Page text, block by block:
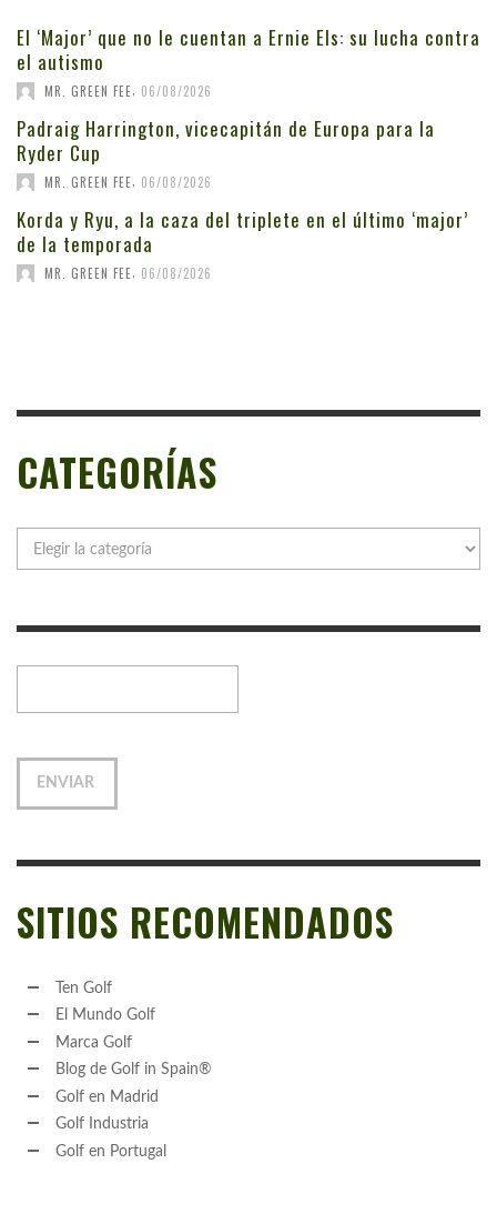
El ‘Major’ que no le cuentan a Ernie Els: su lucha contra
el autismo
MR. GREEN FEE, 06/08/2026
Padraig Harrington, vicecapitán de Europa para la
Ryder Cup
MR. GREEN FEE 06/08/2026
Korda y Ryu, a la caza del triplete en el último ‘major’
de la temporada
MR. GREEN FEE 06/08/2026
CATEGORÍAS
SITIOS RECOMENDADOS
Ten Golf
El Mundo Golf
Marca Golf
Blog de Golf in Spain®
Golf en Madrid
Golf Industria
Golf en Portugal